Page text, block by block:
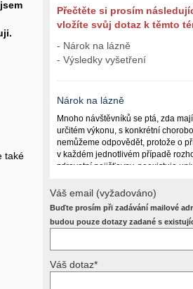
také
Přečtěte si prosím
vložíte svůj dotaz k těmto
- Nárok na lázně
- Výsledky vyšetření
Nárok na lázně
Mnoho návštěvníků se ptá, zda mají
určitém výkonu, s konkrétní
nemůžeme odpovědět, protože o
v každém jednotlivém případě
zdravotní pojišťovny, neexistuje
(kuřáctví, inkontinence), funkčním
dalších zdravotních okolnostech.
Požádejte svého ošetřujícího
Váš email (vyžadováno)
Buďte prosím při zadávání mailové
budou pouze dotazy zadané s
Váš dotaz*